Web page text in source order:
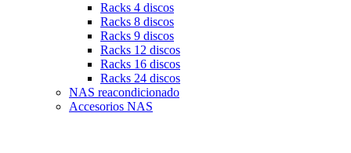
Racks 4 discos
Racks 8 discos
Racks 9 discos
Racks 12 discos
Racks 16 discos
Racks 24 discos
NAS reacondicionado
Accesorios NAS